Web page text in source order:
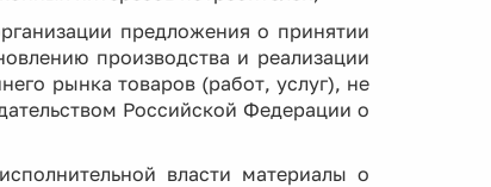
предложения о принятии
производства и реализации
рынка товаров (работ, услуг), не
Российской Федерации о
власти материалы о